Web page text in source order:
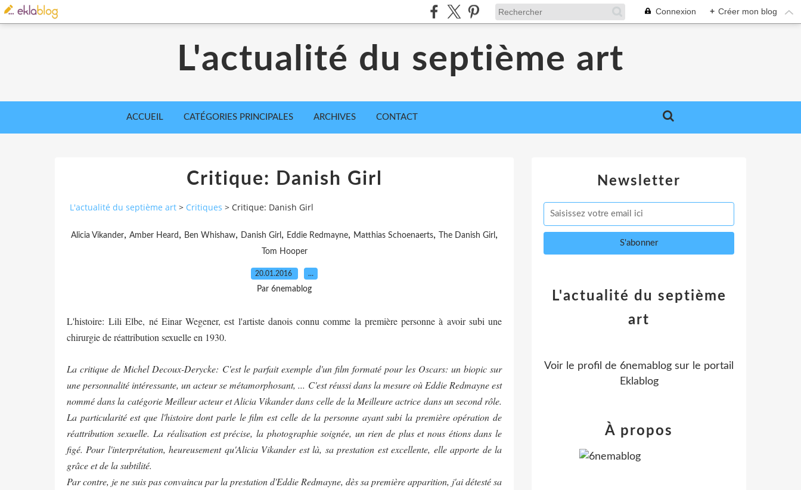
Connexion + Créer mon blog
L'actualité du septième art
ACCUEIL CATÉGORIES PRINCIPALES ARCHIVES CONTACT
Critique: Danish Girl
L'actualité du septième art > Critiques > Critique: Danish Girl
Alicia Vikander, Amber Heard , Ben Whishaw, Danish Girl , Eddie Redmayne, Matthias Schoenaerts, The Danish Girl ,
Tom Hooper
20.01.2016 …
Par 6nemablog
L'histoire: Lili Elbe, né Einar Wegener, est l'artiste danois connu comme la première personne à avoir subi une
chirurgie de réattribution sexuelle en 1930.
La critique de Michel Decoux-Derycke: C'est le parfait exemple d'un film formaté pour les Oscars: un biopic sur
une personnalité intéressante, un acteur se métamorphosant, ... C'est réussi dans la mesure où Eddie Redmayne est
nommé dans la catégorie Meilleur acteur et Alicia Vikander dans celle de la Meilleure actrice dans un second rôle.
La particularité est que l'histoire dont parle le film est celle de la personne ayant subi la première opération de
réattribution sexuelle. La réalisation est précise, la photographie soignée, un rien de plus et nous étions dans le
figé. Pour l'interprétation, heureusement qu'Alicia Vikander est là, sa prestation est excellente, elle apporte de la
grâce et de la subtilité.
Par contre, je ne suis pas convaincu par la prestation d'Eddie Redmayne, dès sa première apparition, j'ai détesté sa
Newsletter
L'actualité du septième
art
Voir le profil de 6nemablog sur le portail
Eklablog
À propos